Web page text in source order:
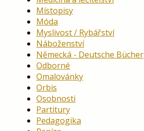
Místopisy
Móda
Myslivost / Rybářství
Náboženství
Německá - Deutsche Bücher
Odborné
Omalovánky
Orbis
Osobnosti
Partitury
Pedagogika